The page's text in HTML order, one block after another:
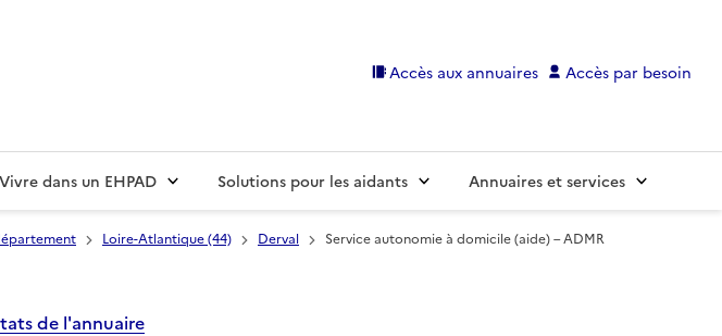
Accès aux annuaires Accès par besoin
Vivre dans un EHPAD Solutions pour les aidants Annuaires et services
Loire-Atlantique (44) Derval Service autonomie à domicile (aide) – ADMR
de l'annuaire